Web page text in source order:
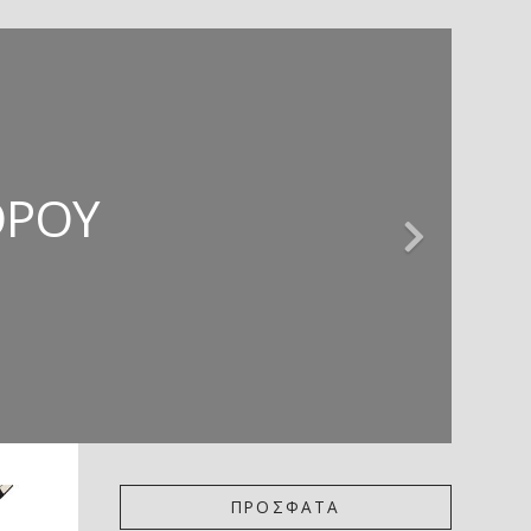
* ΚΡΙΤΙΚΉ
ΠΡΟΣΦΑΤΑ